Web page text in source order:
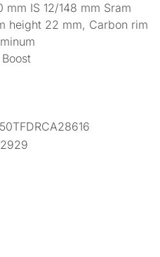
mm IS 12/148 mm Sram
height 22 mm, Carbon rim